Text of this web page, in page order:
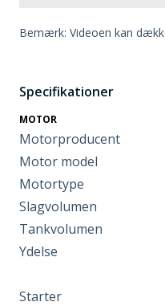
Bemærk: Videoen kan
Specifikationer
MOTOR
Motorproducent
Motor model
Motortype
Slagvolumen
Tankvolumen
Ydelse
Starter